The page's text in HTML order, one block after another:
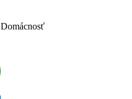
Domácnosť